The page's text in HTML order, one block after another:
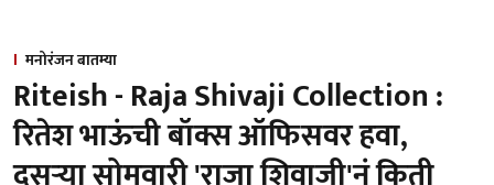
मनोरंजन बातम्या
Riteish - Raja Shivaji Collection :
रितेश भाऊंची बॉक्स ऑफिसवर हवा,